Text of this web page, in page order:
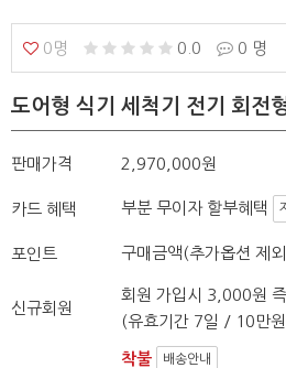
0명 0.0 0 명
도어형 식기 세척기 전기 회전
판매가격 2,970,000원
카드 혜택 부분 무이자 할부혜택
포인트 구매금액(추가옵션 제
신규회원
회원 가입시 3,000원
(유효기간 7일 / 10만
착불 배송안내